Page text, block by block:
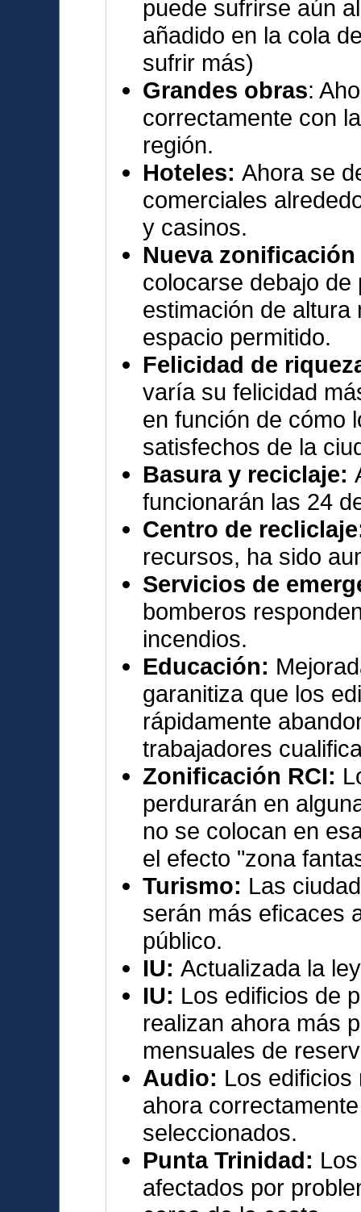
puede sufrirse aún
añadido en la cola
sufrir más)
Grandes obras:
correctamente con
región.
Hoteles:Ahora se
comerciales
y casinos.
Nueva zonificación
colocarse debajo
estimación de altura
espacio permitido.
Felicidad de
varía su felicidad
en función de cómo
satisfechos de la
Basura y reciclaje:
funcionarán las 24
Centro de
recursos, ha sido
Servicios de
bomberos
incendios.
Educación:
garanitiza que los
rápidamente
trabajadores
Zonificación RCI:
perdurarán en
no se colocan en
el efecto "zona
Turismo: Las
serán más eficaces
público.
IU:Actualizada la
IU: Los edificios de
realizan ahora más
mensuales de
Audio: Los
ahora
seleccionados.
Punta Trinidad:
afectados por